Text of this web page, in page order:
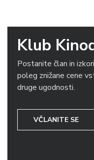
Klub
Postanite član in
poleg znižane cene
druge ugodnosti.
VČLANITE SE